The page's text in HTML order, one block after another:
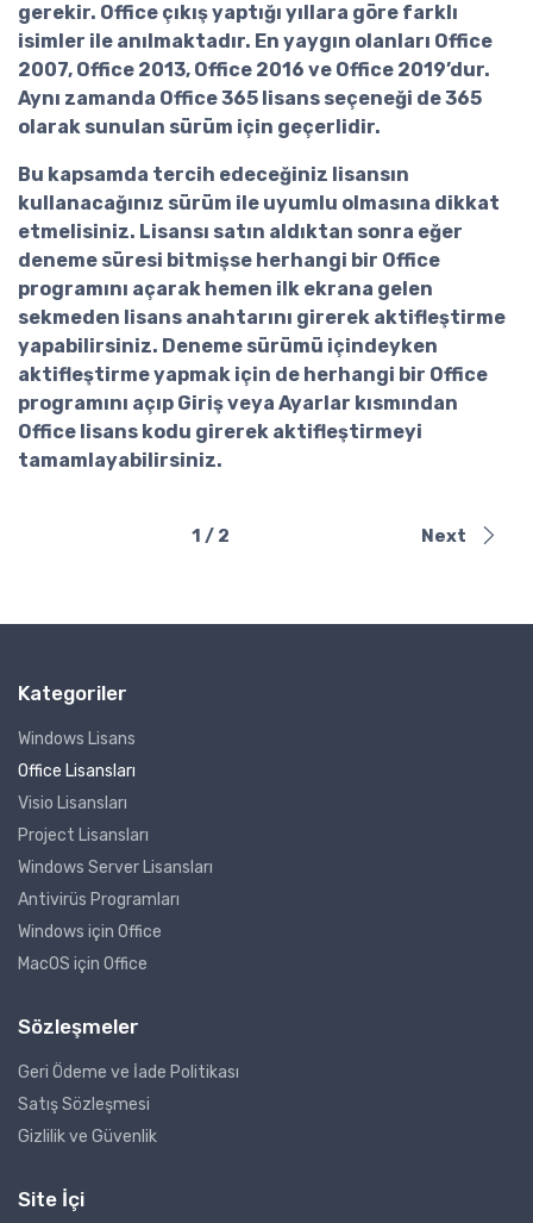
gerekir. Office çıkış yaptığı yıllara göre farklı
isimler ile anılmaktadır. En yaygın olanları Office
2007, Office 2013, Office 2016 ve Office 2019’dur.
Aynı zamanda Office 365 lisans seçeneği de 365
olarak sunulan sürüm için geçerlidir.
Bu kapsamda tercih edeceğiniz lisansın
kullanacağınız sürüm ile uyumlu olmasına dikkat
etmelisiniz. Lisansı satın aldıktan sonra eğer
deneme süresi bitmişse herhangi bir Office
programını açarak hemen ilk ekrana gelen
sekmeden lisans anahtarını girerek aktifleştirme
yapabilirsiniz. Deneme sürümü içindeyken
aktifleştirme yapmak için de herhangi bir Office
programını açıp Giriş veya Ayarlar kısmından
Office lisans kodu girerek aktifleştirmeyi
tamamlayabilirsiniz.
1 / 2 Next
Kategoriler
Windows Lisans
Office Lisansları
Visio Lisansları
Project Lisansları
Windows Server Lisansları
Antivirüs Programları
Windows için Office
MacOS için Office
Sözleşmeler
Geri Ödeme ve İade Politikası
Satış Sözleşmesi
Gizlilik ve Güvenlik
Site İçi